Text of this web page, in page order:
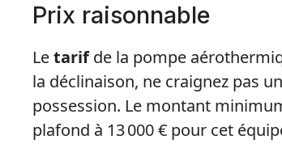
Prix raisonnable
Letarifde la pompe
la déclinaison, ne craignez pas
possession. Le montant
plafond à 13 000 € pour cet